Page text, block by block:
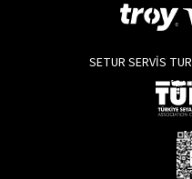
SETUR SERVİS